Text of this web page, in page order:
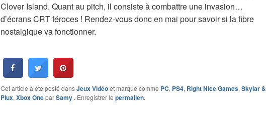
Clover Island. Quant au pitch, il consiste à combattre une invasion…
d’écrans CRT féroces ! Rendez-vous donc en mai pour savoir si la fibre
nostalgique va fonctionner.
Cet article a été posté dansJeux Vidéoet marqué comme PC, PS4, Right Nice Games, Skylar &
Plux, Xbox OneparSamy . Enregistrer le permalien.